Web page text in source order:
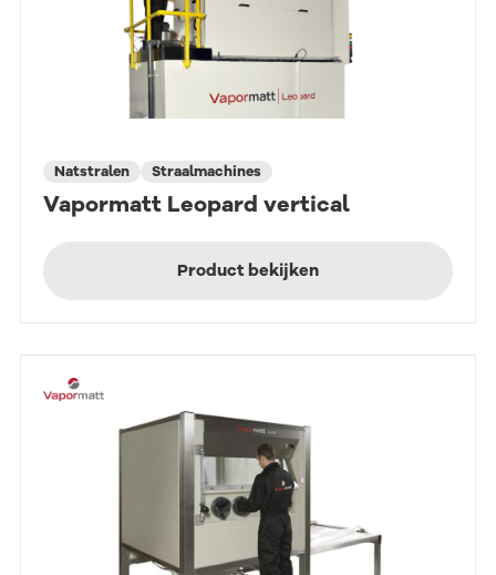
Natstralen Straalmachines
Vapormatt Leopard vertical
Product bekijken